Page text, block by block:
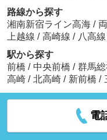
路線から探す
湘南新宿ライン高海 /
上越線 / 高崎線 / 八高線
駅から探す
前橋 / 中央前橋 / 群馬
高崎 / 北高崎 / 新前橋 /
電